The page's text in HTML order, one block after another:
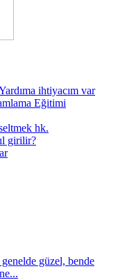
ihtiyacım var
Eğitimi
hk.
girilir?
güzel, bende